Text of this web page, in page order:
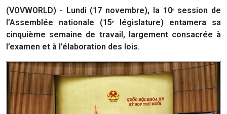
(VOVWORLD) - Lundi (17 novembre), la 10ᵉ session de
l’Assemblée nationale (15ᵉ législature) entamera sa
cinquième semaine de travail, largement consacrée à
l’examen et à l’élaboration des lois.